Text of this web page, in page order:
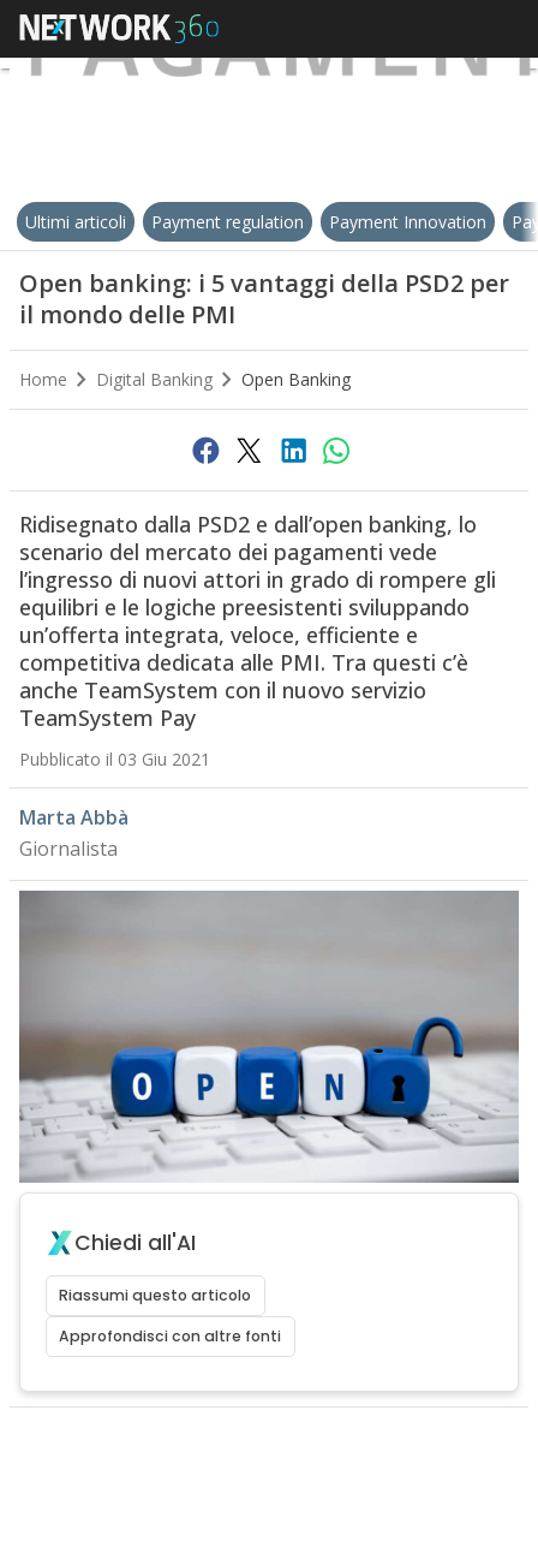
Ultimi articoli Payment regulation Payment Innovation
Open banking: i 5 vantaggi della PSD2 per
il mondo delle PMI
Home Digital Banking Open Banking
Ridisegnato dalla PSD2 e dall’open banking, lo
scenario del mercato dei pagamenti vede
l’ingresso di nuovi attori in grado di rompere gli
equilibri e le logiche preesistenti sviluppando
un’offerta integrata, veloce, efficiente e
competitiva dedicata alle PMI. Tra questi c’è
anche TeamSystem con il nuovo servizio
TeamSystem Pay
Pubblicato il 03 Giu 2021
Marta Abbà
Giornalista
Chiedi all'AI
Riassumi questo articolo
Approfondisci con altre fonti